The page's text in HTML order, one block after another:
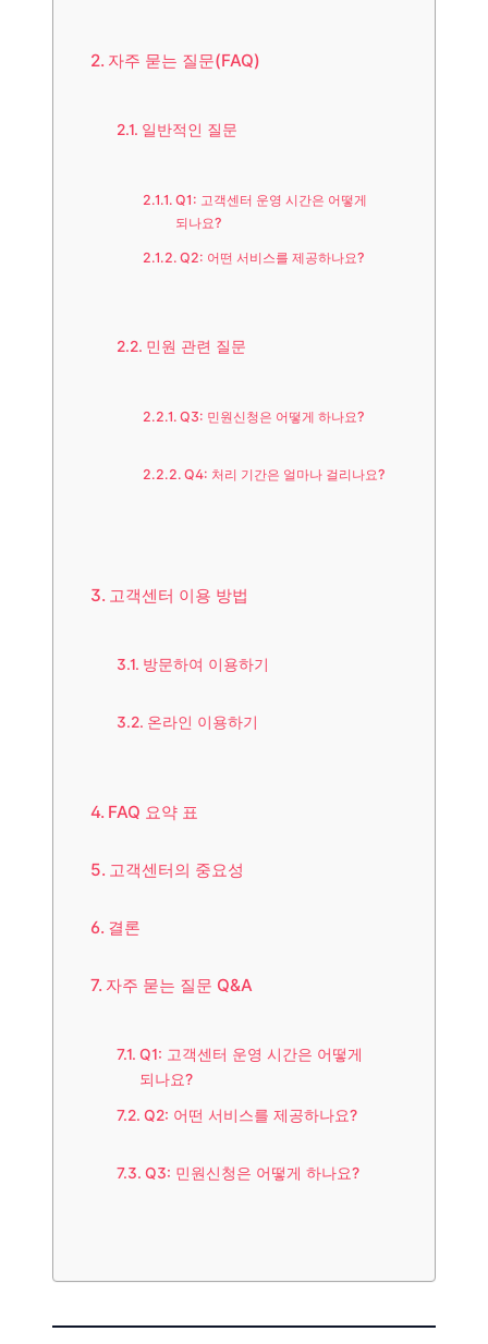
자주 묻는 질문(FAQ)
일반적인 질문
Q1: 고객센터 운영 시간은 어떻게
되나요?
Q2: 어떤 서비스를 제공하나요?
민원 관련 질문
Q3: 민원신청은 어떻게 하나요?
Q4: 처리 기간은 얼마나 걸리나요?
고객센터 이용 방법
방문하여 이용하기
온라인 이용하기
FAQ 요약 표
고객센터의 중요성
결론
자주 묻는 질문 Q&A
Q1: 고객센터 운영 시간은 어떻게
되나요?
Q2: 어떤 서비스를 제공하나요?
Q3: 민원신청은 어떻게 하나요?